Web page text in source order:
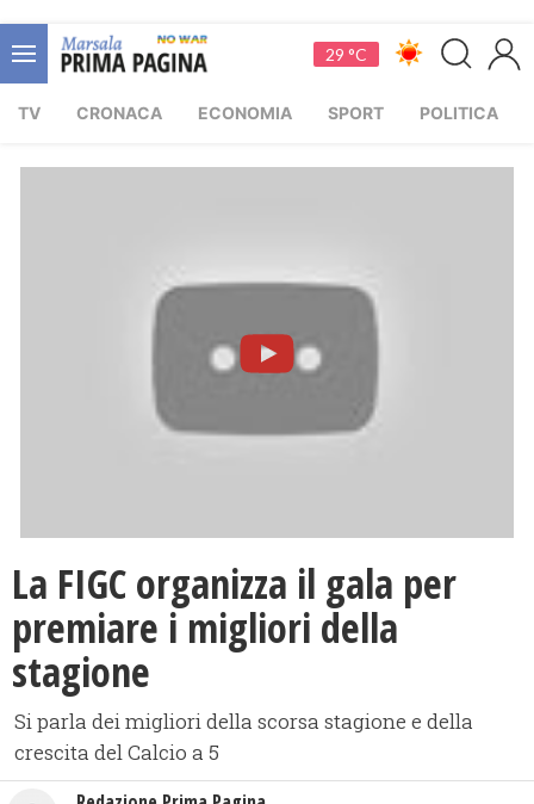
29 °C
TV CRONACA ECONOMIA SPORT POLITICA
La FIGC organizza il gala per
premiare i migliori della
stagione
Si parla dei migliori della scorsa stagione e della
crescita del Calcio a 5